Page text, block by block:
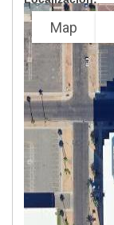
Map